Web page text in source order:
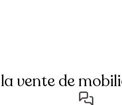
la vente de